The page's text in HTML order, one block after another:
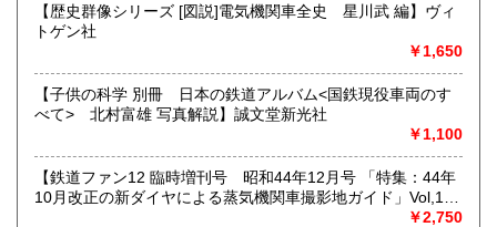
★出張買取・郵送買取(※要事前相談)致します。
お気軽にご相談ください。
取り扱い分野
近代文献、趣味、サブカルチャー、古書一般（その他）
【歴史群像シリーズ [図説]電気機関車全史 星川武 編】ヴィ
トゲン社
￥1,650
【子供の科学 別冊 日本の鉄道アルバム<国鉄現役車両のす
べて> 北村富雄 写真解説】誠文堂新光社
￥1,100
【鉄道ファン12 臨時増刊号 昭和44年12月号 「特集：44年
10月改正の新ダイヤによる蒸気機関車撮影地ガイド」Vol,19
￥2,750